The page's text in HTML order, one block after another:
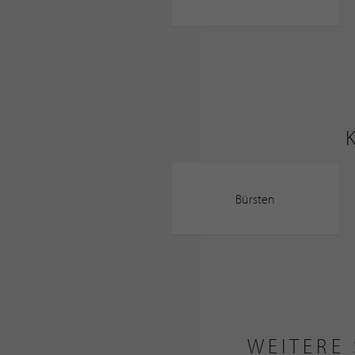
Bürsten